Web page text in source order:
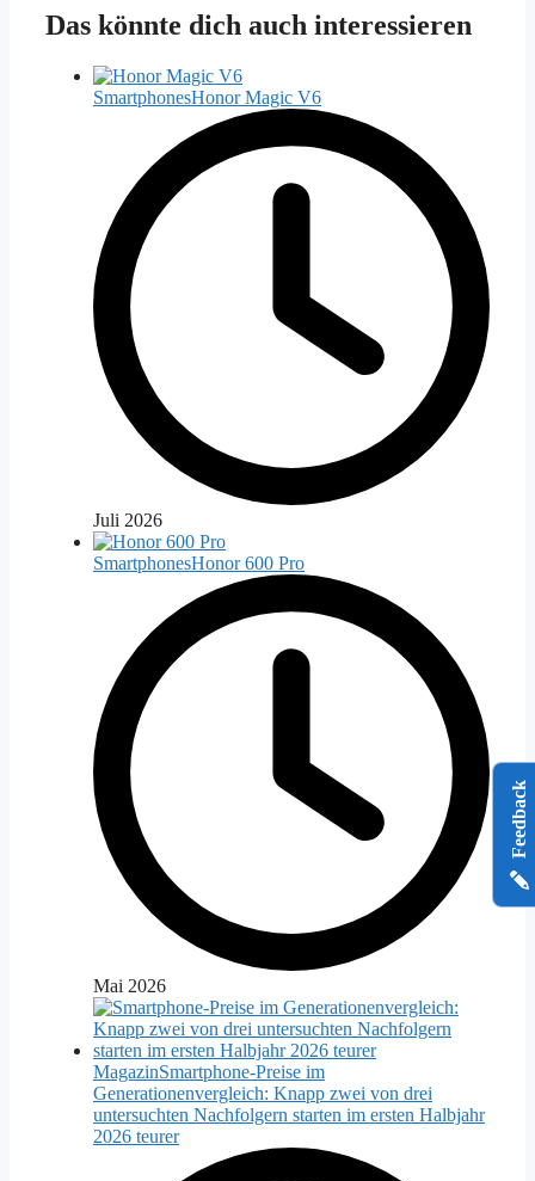
Das könnte dich auch interessieren
SmartphonesHonor Magic V6
Juli 2026
SmartphonesHonor 600 Pro
Mai 2026
MagazinSmartphone-Preise im
Generationenvergleich: Knapp zwei von drei
untersuchten Nachfolgern starten im ersten Halbjahr
2026 teurer
Feedback